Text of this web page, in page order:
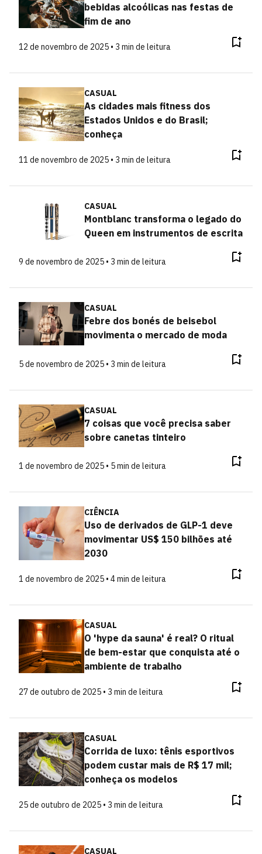
bebidas alcoólicas nas festas de
fim de ano
12 de novembro de 2025 • 3 min de leitura
CASUAL
As cidades mais fitness dos
Estados Unidos e do Brasil;
conheça
11 de novembro de 2025 • 3 min de leitura
CASUAL
Montblanc transforma o legado do
Queen em instrumentos de escrita
9 de novembro de 2025 • 3 min de leitura
CASUAL
Febre dos bonés de beisebol
movimenta o mercado de moda
5 de novembro de 2025 • 3 min de leitura
CASUAL
7 coisas que você precisa saber
sobre canetas tinteiro
1 de novembro de 2025 • 5 min de leitura
CIÊNCIA
Uso de derivados de GLP-1 deve
movimentar US$ 150 bilhões até
2030
1 de novembro de 2025 • 4 min de leitura
CASUAL
O 'hype da sauna' é real? O ritual
de bem-estar que conquista até o
ambiente de trabalho
27 de outubro de 2025 • 3 min de leitura
CASUAL
Corrida de luxo: tênis esportivos
podem custar mais de R$ 17 mil;
conheça os modelos
25 de outubro de 2025 • 3 min de leitura
CASUAL